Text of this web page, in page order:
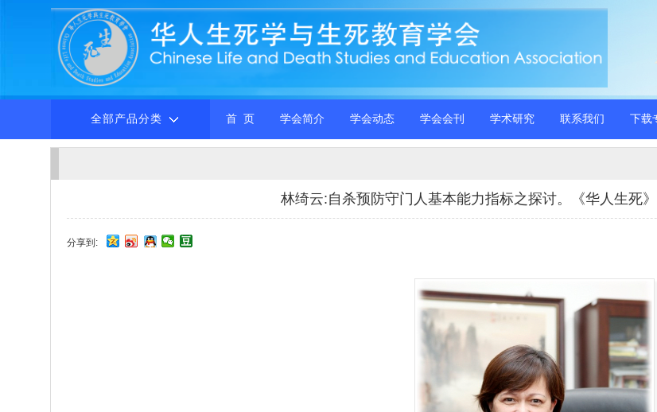
全部产品分类 首 页 学会简介 学会动态 学会会刊 学术研究 联系我们 下载
林绮云:自杀预防守门人基本能力指标之探讨。《华人生死》
分享到: